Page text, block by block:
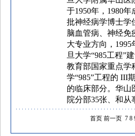
于1950年，1980
批神经病学博士学
脑血管病、神经免
大专业方向，
旦大学“985工程”
教育部国家重点学
学“985”工程的 III
的临床部分。华山
院分部35张、和
首页 前一页 7 8